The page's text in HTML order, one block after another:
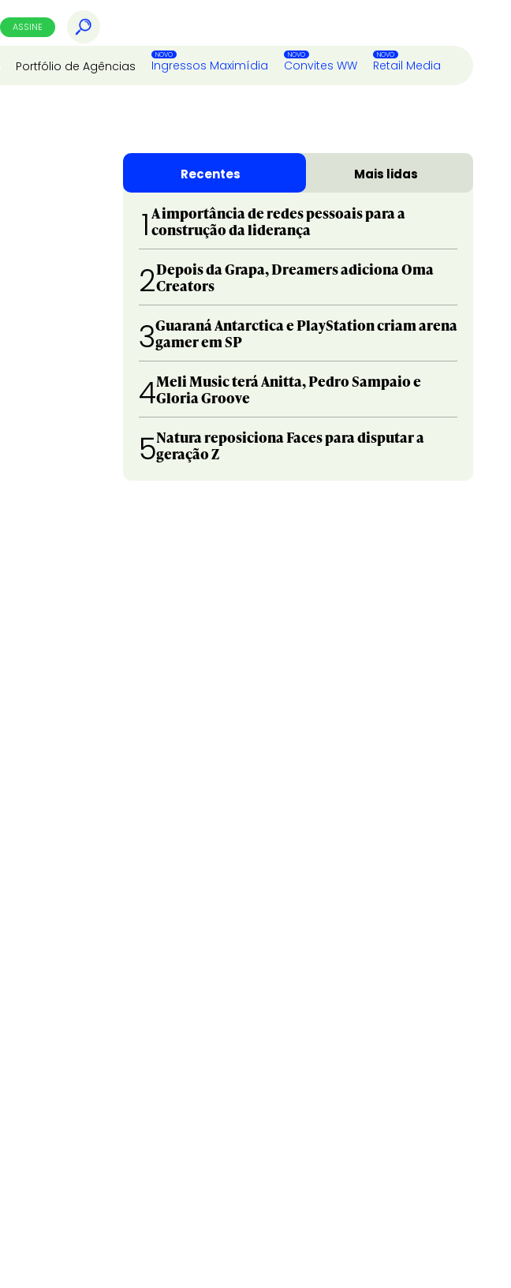
ASSINE
Portfólio de Agências Ingressos Maximídia Convites WW Retail Media
Recentes Mais lidas
1 A importância de redes pessoais para a
construção da liderança
2Depois da Grapa, Dreamers adiciona Oma
Creators
3Guaraná Antarctica e PlayStation criam arena
gamer em SP
4Meli Music terá Anitta, Pedro Sampaio e
Gloria Groove
5Natura reposiciona Faces para disputar a
geração Z